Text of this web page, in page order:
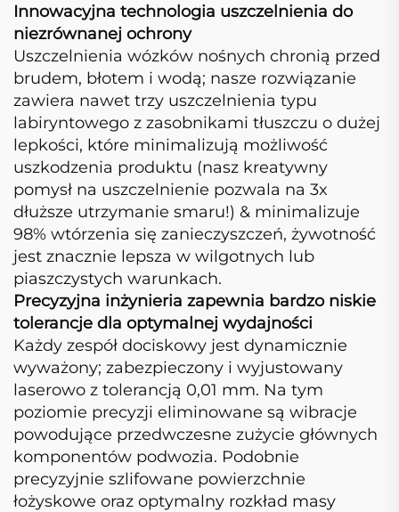
Innowacyjna technologia uszczelnienia do
niezrównanej ochrony
Uszczelnienia wózków nośnych chronią przed
brudem, błotem i wodą; nasze rozwiązanie
zawiera nawet trzy uszczelnienia typu
labiryntowego z zasobnikami tłuszczu o dużej
lepkości, które minimalizują możliwość
uszkodzenia produktu (nasz kreatywny
pomysł na uszczelnienie pozwala na 3x
dłuższe utrzymanie smaru!) & minimalizuje
98% wtórzenia się zanieczyszczeń, żywotność
jest znacznie lepsza w wilgotnych lub
piaszczystych warunkach.
Precyzyjna inżynieria zapewnia bardzo niskie
tolerancje dla optymalnej wydajności
Każdy zespół dociskowy jest dynamicznie
wyważony; zabezpieczony i wyjustowany
laserowo z tolerancją 0,01 mm. Na tym
poziomie precyzji eliminowane są wibracje
powodujące przedwczesne zużycie głównych
komponentów podwozia. Podobnie
precyzyjnie szlifowane powierzchnie
łożyskowe oraz optymalny rozkład masy